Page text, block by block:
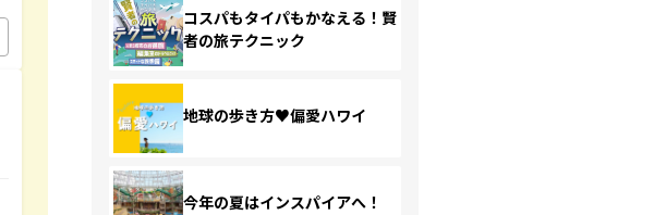
コスパもタイパもかなえる！賢
者の旅テクニック
地球の歩き方♥偏愛ハワイ
今年の夏はインスパイアへ！